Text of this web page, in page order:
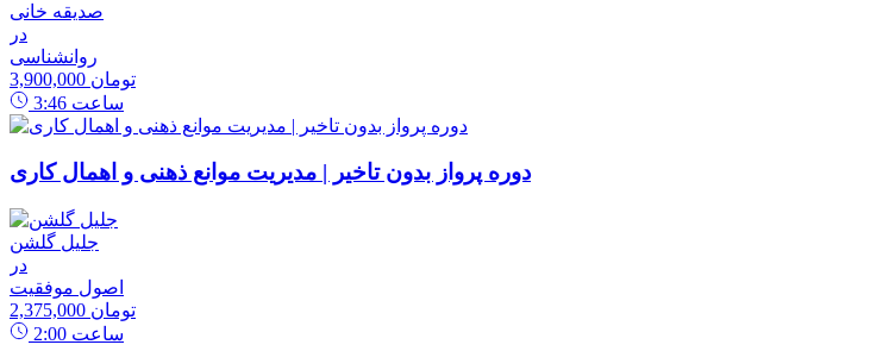
صدیقه خانی
در
روانشناسی
3,900,000 تومان
3:46 ساعت
دوره پرواز بدون تاخیر | مدیریت موانع ذهنی و اهمال کاری
جلیل گلشن
در
اصول موفقیت
2,375,000 تومان
2:00 ساعت